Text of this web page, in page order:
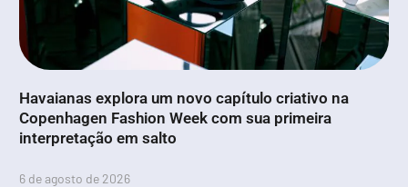
Havaianas explora um novo capítulo criativo na
Copenhagen Fashion Week com sua primeira
interpretação em salto
6 de agosto de 2026